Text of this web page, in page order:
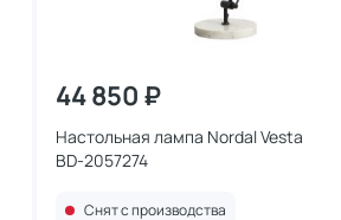
44 850 ₽
Настольная лампа Nordal Vesta
BD-2057274
Снят с производства